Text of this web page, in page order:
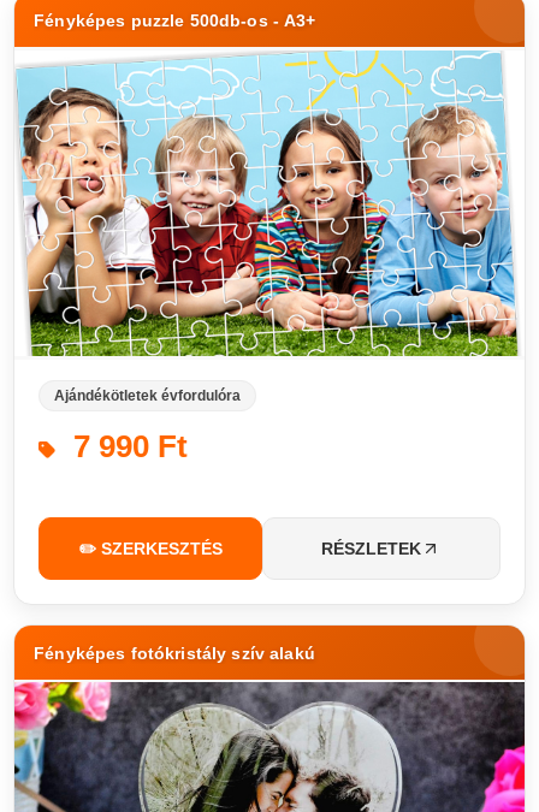
Fényképes puzzle 500db-os - A3+
Ajándékötletek évfordulóra
7 990 Ft
✏️ SZERKESZTÉS RÉSZLETEK
Fényképes fotókristály szív alakú